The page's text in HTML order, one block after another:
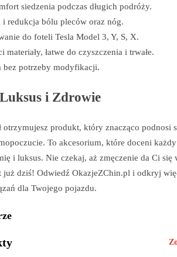
siedzenia podczas długich podróży.
i redukcja bólu pleców oraz nóg.
do foteli Tesla Model 3, Y, S, X.
materiały, łatwe do czyszczenia i trwałe.
bez potrzeby modyfikacji.
i Zdrowie
otrzymujesz produkt, który znacząco podnosi
To akcesorium, które doceni
i luksus. Nie czekaj, aż zmęczenie da Ci się
już dziś! Odwiedź OkazjeZChin.pl i odkryj
dla Twojego pojazdu.